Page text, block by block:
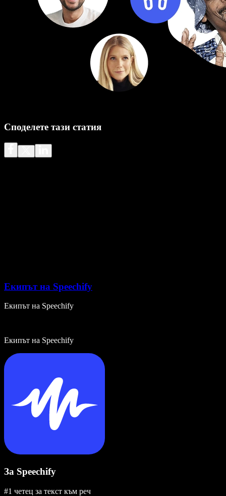
Споделете тази статия
Екипът на Speechify
Екипът на Speechify
Екипът на Speechify
За Speechify
#1 четец за текст към реч